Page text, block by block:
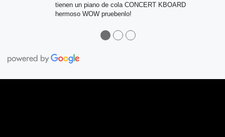
tienen un piano de cola CONCERT KBOARD
hermoso WOW pruebenlo!
●●●